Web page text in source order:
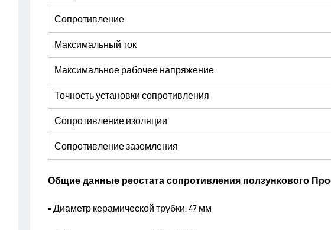
Сопротивление
Максимальный ток
Максимальное рабочее напряжение
Точность установки сопротивления
Сопротивление изоляции
Сопротивление заземления
Общие данные реостата сопротивления ползункового
▪ Диаметр керамической трубки: 47 мм